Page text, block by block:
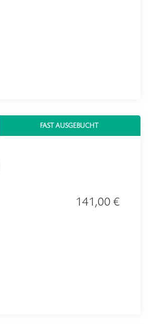
FAST AUSGEBUCHT
141,00 €